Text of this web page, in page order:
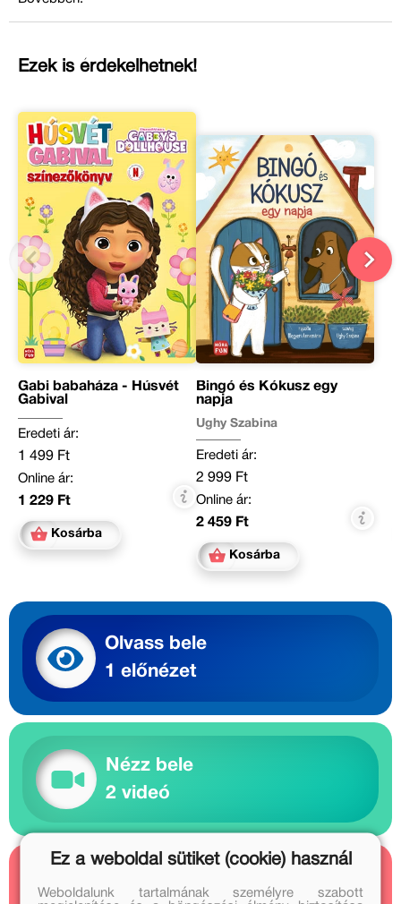
Ezek is érdekelhetnek!
Gabi babaháza - Húsvét
Gabival
Eredeti ár:
1 499 Ft
Online ár:
1 229 Ft
Kosárba
Bingó és Kókusz egy
napja
Ughy Szabina
Eredeti ár:
2 999 Ft
Online ár:
2 459 Ft
Kosárba
Olvass bele
1 előnézet
Nézz bele
2 videó
Kapcsolódó cikkek
Ez a weboldal sütiket (cookie) használ
Weboldalunk tartalmának személyre szabott